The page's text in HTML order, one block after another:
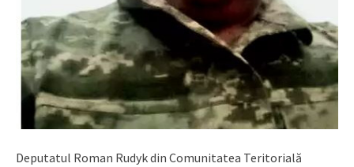
Deputatul Roman Rudyk din Comunitatea Teritorială